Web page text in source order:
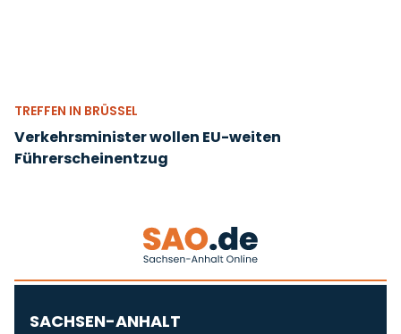
TREFFEN IN BRÜSSEL
Verkehrsminister wollen EU-weiten
Führerscheinentzug
SACHSEN-ANHALT